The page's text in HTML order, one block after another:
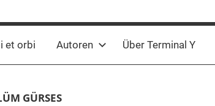
et orbi Autoren Über Terminal Y
GÜRSES